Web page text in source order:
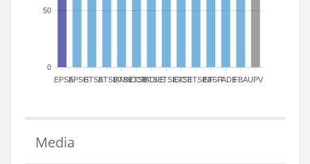
EPSAEPSGETSAETSIAMN
ETSICCP
ETSIADI
ETSIEETSIGCT
ETSIIETSINFETSITFADEFBAUPV
0
50
Media